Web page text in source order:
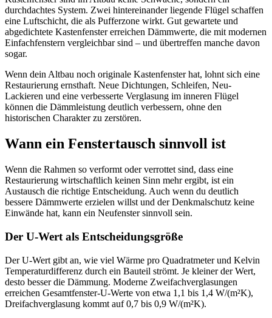
durchdachtes System. Zwei hintereinander liegende Flügel schaffen
eine Luftschicht, die als Pufferzone wirkt. Gut gewartete und
abgedichtete Kastenfenster erreichen Dämmwerte, die mit modernen
Einfachfenstern vergleichbar sind – und übertreffen manche davon
sogar.
Wenn dein Altbau noch originale Kastenfenster hat, lohnt sich eine
Restaurierung ernsthaft. Neue Dichtungen, Schleifen, Neu-
Lackieren und eine verbesserte Verglasung im inneren Flügel
können die Dämmleistung deutlich verbessern, ohne den
historischen Charakter zu zerstören.
Wann ein Fenstertausch sinnvoll ist
Wenn die Rahmen so verformt oder verrottet sind, dass eine
Restaurierung wirtschaftlich keinen Sinn mehr ergibt, ist ein
Austausch die richtige Entscheidung. Auch wenn du deutlich
bessere Dämmwerte erzielen willst und der Denkmalschutz keine
Einwände hat, kann ein Neufenster sinnvoll sein.
Der U-Wert als Entscheidungsgröße
Der U-Wert gibt an, wie viel Wärme pro Quadratmeter und Kelvin
Temperaturdifferenz durch ein Bauteil strömt. Je kleiner der Wert,
desto besser die Dämmung. Moderne Zweifachverglasungen
erreichen Gesamtfenster-U-Werte von etwa 1,1 bis 1,4 W/(m²K),
Dreifachverglasung kommt auf 0,7 bis 0,9 W/(m²K).